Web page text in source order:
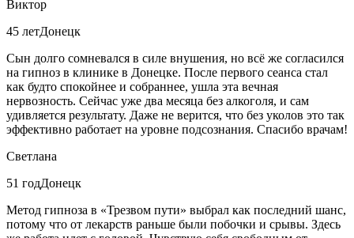
Виктор
45 летДонецк
Сын долго сомневался в силе внушения, но всё же согласился
на гипноз в клинике в Донецке. После первого сеанса стал
как будто спокойнее и собраннее, ушла эта вечная
нервозность. Сейчас уже два месяца без алкоголя, и сам
удивляется результату. Даже не верится, что без уколов это так
эффективно работает на уровне подсознания. Спасибо врачам!
Светлана
51 годДонецк
Метод гипноза в «Трезвом пути» выбрал как последний шанс,
потому что от лекарств раньше были побочки и срывы. Здесь